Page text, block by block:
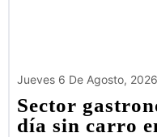
Jueves 6 De Agosto, 2026
Sector
día sin carro